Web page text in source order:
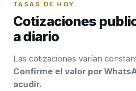
TASAS DE HOY
Cotizaciones
a diario
Las cotizaciones varían
Confirme el valor por
acudir.